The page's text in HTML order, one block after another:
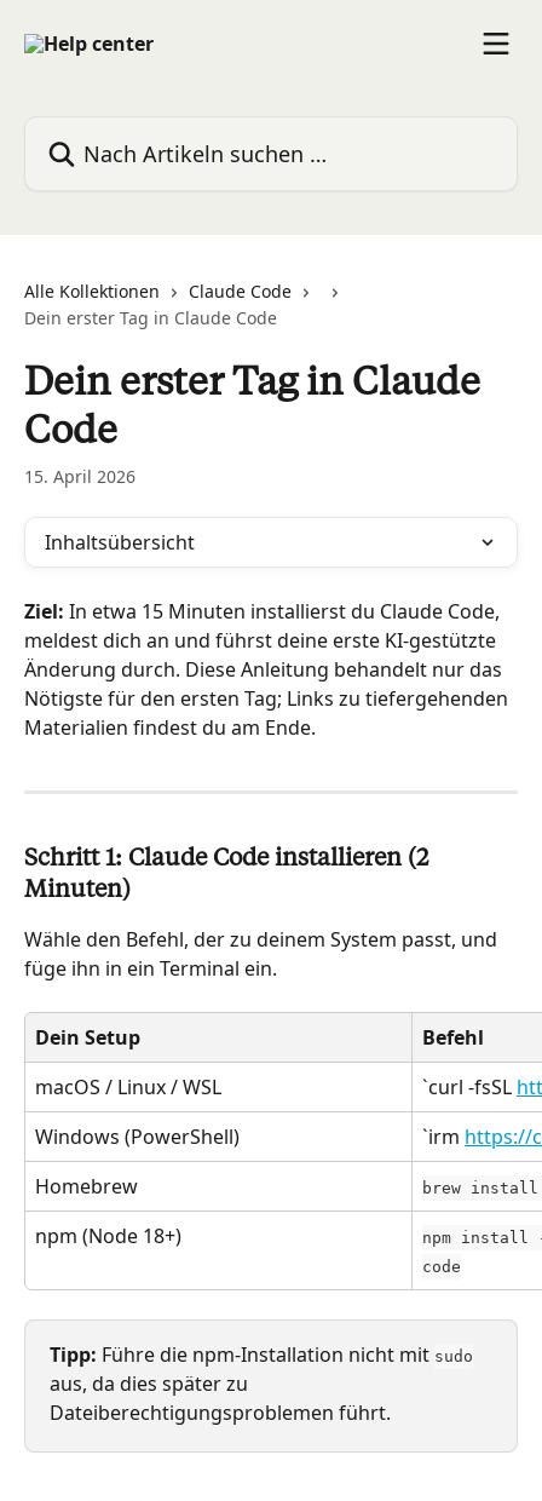
Alle Kollektionen
Claude Code
Dein erster Tag in Claude Code
Dein erster Tag in Claude
Code
15. April 2026
Inhaltsübersicht
Ziel: In etwa 15 Minuten installierst du Claude Code,
meldest dich an und führst deine erste KI-gestützte
Änderung durch. Diese Anleitung behandelt nur das
Nötigste für den ersten Tag; Links zu tiefergehenden
Materialien findest du am Ende.
Schritt 1: Claude Code installieren (2
Minuten)
Wähle den Befehl, der zu deinem System passt, und
füge ihn in ein Terminal ein.
Dein Setup
Befehl
macOS / Linux / WSL
`curl -fsSL
Windows (PowerShell)
`irm https://
Homebrew
brew install
npm (Node 18+)
npm install
code
Tipp: Führe die npm-Installation nicht mit sudo
aus, da dies später zu
Dateiberechtigungsproblemen führt.